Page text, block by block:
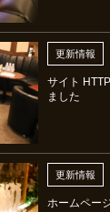
更新情報
サイト
ました
更新情報
ホームペー